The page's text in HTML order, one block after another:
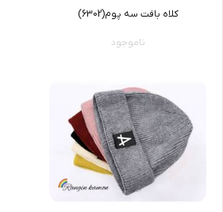
کلاه بافت سه پوم(6302)
ناموجود